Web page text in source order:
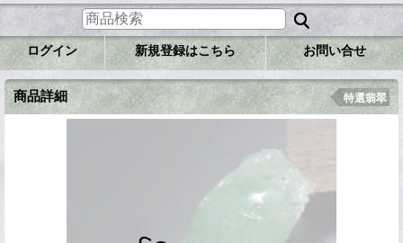
ログイン 新規登録はこちら お問い合せ
商品詳細 特選翡翠